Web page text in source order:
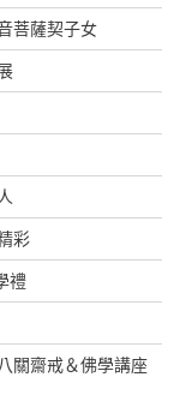
菩薩契子女
彩
禮
關齋戒＆佛學講座